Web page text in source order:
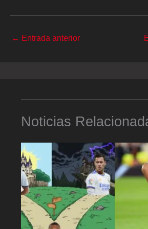
← Entrada anterior
Noticias